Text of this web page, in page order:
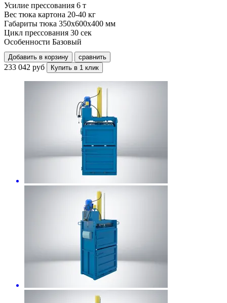
Усилие прессования 6 т
Вес тюка картона 20-40 кг
Габариты тюка 350x600x400 мм
Цикл прессования 30 сек
Особенности Базовый
Добавить в корзину сравнить
233 042 руб Купить в 1 клик